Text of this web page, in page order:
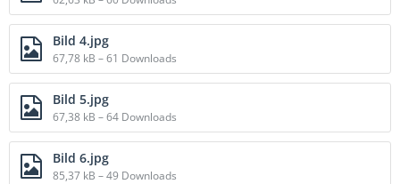
Bild 4.jpg
67,78 kB – 61 Downloads
Bild 5.jpg
67,38 kB – 64 Downloads
Bild 6.jpg
85,37 kB – 49 Downloads